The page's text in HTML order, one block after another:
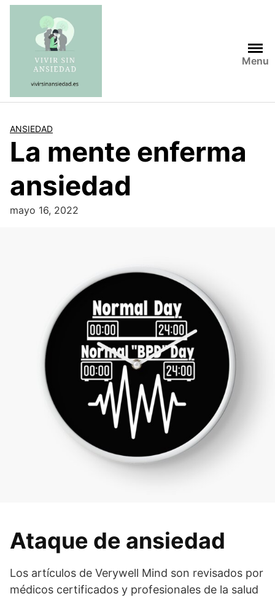
Saltar
contenido
Menu
ANSIEDAD
La mente enferma
ansiedad
mayo 16, 2022
Ataque de ansiedad
Los artículos de Verywell Mind son revisados por
médicos certificados y profesionales de la salud